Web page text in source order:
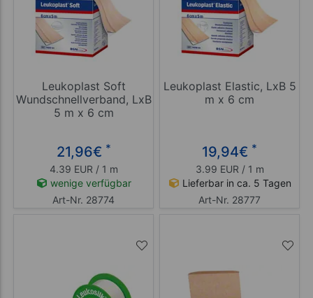
Leukoplast Soft
Wundschnellverband, LxB
5 m x 6 cm
21,96€ *
4.39 EUR / 1 m
wenige verfügbar
Art-Nr. 28774
Leukoplast Elastic, LxB 5
m x 6 cm
19,94€ *
3.99 EUR / 1 m
Lieferbar in ca. 5 Tagen
Art-Nr. 28777